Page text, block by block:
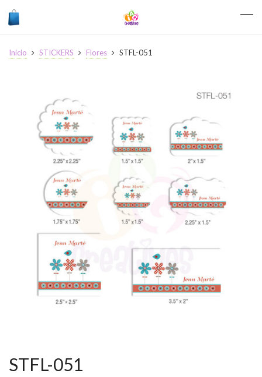
Inicio STICKERS Flores STFL-051
STFL-051